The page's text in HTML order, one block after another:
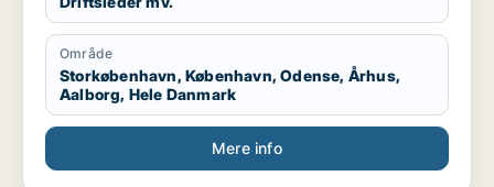
Område
Storkøbenhavn, København, Odense, Århus,
Aalborg, Hele Danmark
Mere info